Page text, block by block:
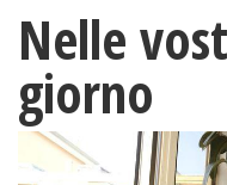
Nelle
giorno